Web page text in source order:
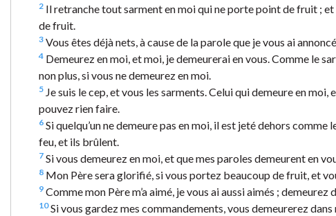
2 Il retranche tout sarment en moi qui ne porte point de fruit ;
de fruit.
3 Vous êtes déjà nets, à cause de la parole que je vous ai
4 Demeurez en moi, et moi, je demeurerai en vous. Comme le
non plus, si vous ne demeurez en moi.
5 Je suis le cep, et vous les sarments. Celui qui demeure en
pouvez rien faire.
6 Si quelqu’un ne demeure pas en moi, il est jeté dehors
feu, et ils brûlent.
7 Si vous demeurez en moi, et que mes paroles demeurent en
8 Mon Père sera glorifié, si vous portez beaucoup de fruit, et
9 Comme mon Père m’a aimé, je vous ai aussi aimés ; demeurez
10Si vous gardez mes commandements, vous demeurerez